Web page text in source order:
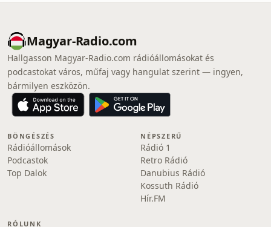
Magyar-Radio.com
Hallgasson Magyar-Radio.com rádióállomásokat és
podcastokat város, műfaj vagy hangulat szerint — ingyen,
bármilyen eszközön.
BÖNGÉSZÉS
Rádióállomások
Podcastok
Top Dalok
NÉPSZERŰ
Rádió 1
Retro Rádió
Danubius Rádió
Kossuth Rádió
Hír.FM
RÓLUNK